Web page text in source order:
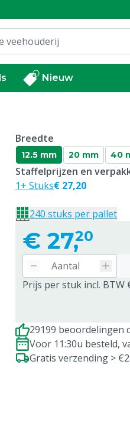
Nieuw
Breedte
12.5 mm 20 mm 40
€ 27,20
Prijs per stuk incl. BTW
Staffelprijzen en
1+ Stuks€ 27,20
240 stuks per pallet
29199 beoordelingen
Voor 11:30u besteld,
Gratis verzending >